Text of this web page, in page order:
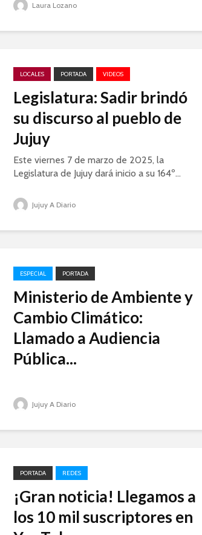
Laura Lozano
LOCALES PORTADA VIDEOS
Legislatura: Sadir brindó
su discurso al pueblo de
Jujuy
Este viernes 7 de marzo de 2025, la
Legislatura de Jujuy dará inicio a su 164º...
Jujuy A Diario
ESPECIAL PORTADA
Ministerio de Ambiente y
Cambio Climático:
Llamado a Audiencia
Pública...
Jujuy A Diario
PORTADA REDES
¡Gran noticia! Llegamos a
los 10 mil suscriptores en